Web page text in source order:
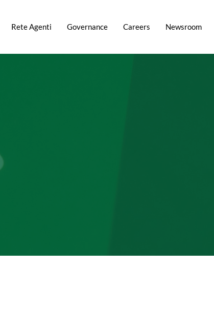
Rete Agenti Governance Careers Newsroom